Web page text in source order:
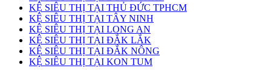
KỆ SIÊU THỊ TẠI THỦ ĐỨC TPHCM
KỆ SIÊU THỊ TẠI TÂY NINH
KỆ SIÊU THỊ TẠI LONG AN
KỆ SIÊU THỊ TẠI ĐẮK LẮK
KỆ SIÊU THỊ TẠI ĐẮK NÔNG
KỆ SIÊU THỊ TẠI KON TUM